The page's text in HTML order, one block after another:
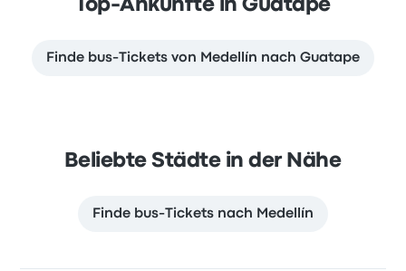
Top-Ankünfte in Guatape
Finde bus-Tickets von Medellín nach Guatape
Beliebte Städte in der Nähe
Finde bus-Tickets nach Medellín